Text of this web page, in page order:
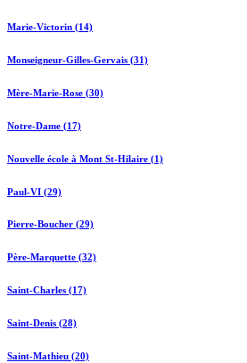
Marie-Victorin (14)
Monseigneur-Gilles-Gervais (31)
Mère-Marie-Rose (30)
Notre-Dame (17)
Nouvelle école à Mont St-Hilaire (1)
Paul-VI (29)
Pierre-Boucher (29)
Père-Marquette (32)
Saint-Charles (17)
Saint-Denis (28)
Saint-Mathieu (20)